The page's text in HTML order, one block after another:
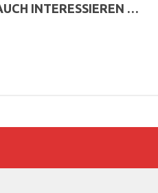
INTERESSIEREN …